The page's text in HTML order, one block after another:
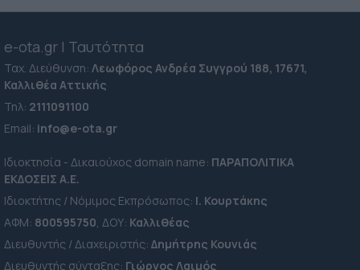
e-ota.gr | Ταυτότητα
Ταχ. Διεύθυνση:Λεωφόρος Ανδρέα Συγγρού 188, 17671,
Καλλιθέα Αττικής
Τηλ: 2111091100
Εmail: info@e-ota.gr
Ιδιοκτησία - Δικαιούχος domain name: ΠΑΡΑΠΟΛΙΤΙΚΑ
ΕΚΔΟΣΕΙΣ A.E.
Ιδιοκτήτης / Νόμιμος Εκπρόσωπος: Ι. Κουρτάκης
ΑΦΜ: 800595750, ΔΟΥ: Καλλιθέας
Διευθυντής / Διαχειριστής:Δημήτρης Κουνιάς
Διευθυντής σύνταξης: Γιώργος Λαιμός